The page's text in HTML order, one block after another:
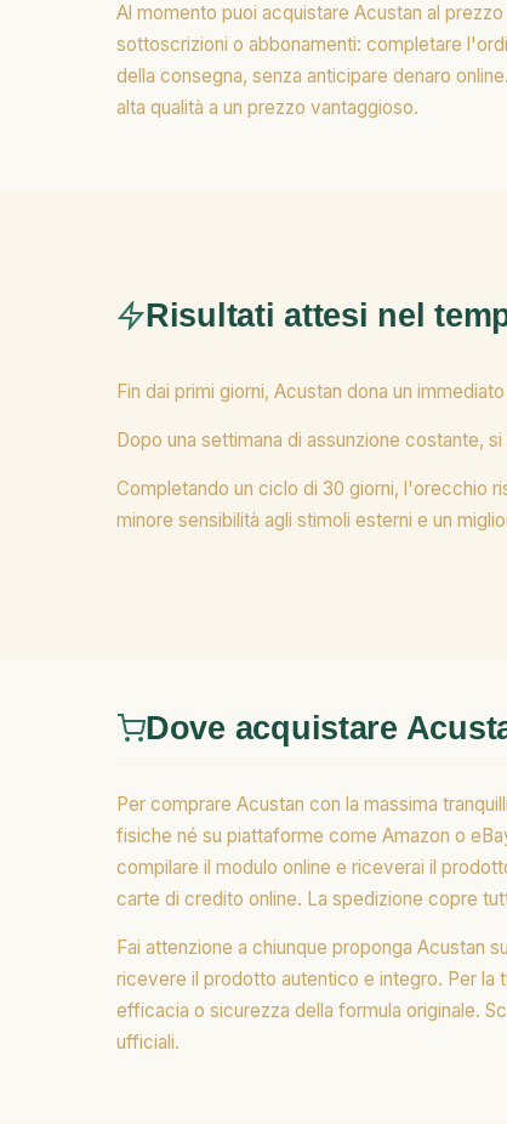
Al momento puoi acquistare Acustan al
sottoscrizioni o abbonamenti: completare
della consegna, senza anticipare denaro
alta qualità a un prezzo vantaggioso.
Risultati attesi nel
Fin dai primi giorni, Acustan dona un
Dopo una settimana di assunzione costante,
Completando un ciclo di 30 giorni, l'orecchio
minore sensibilità agli stimoli esterni e un
Dove acquistare
Per comprare Acustan con la massima
fisiche né su piattaforme come Amazon o
compilare il modulo online e riceverai il
carte di credito online. La spedizione copre
Fai attenzione a chiunque proponga Acustan
ricevere il prodotto autentico e integro. Per la
efficacia o sicurezza della formula originale.
ufficiali.